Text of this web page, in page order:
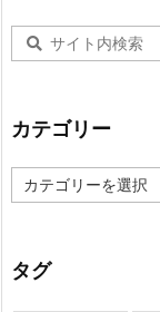
カテゴリー
テ
ー
タグ